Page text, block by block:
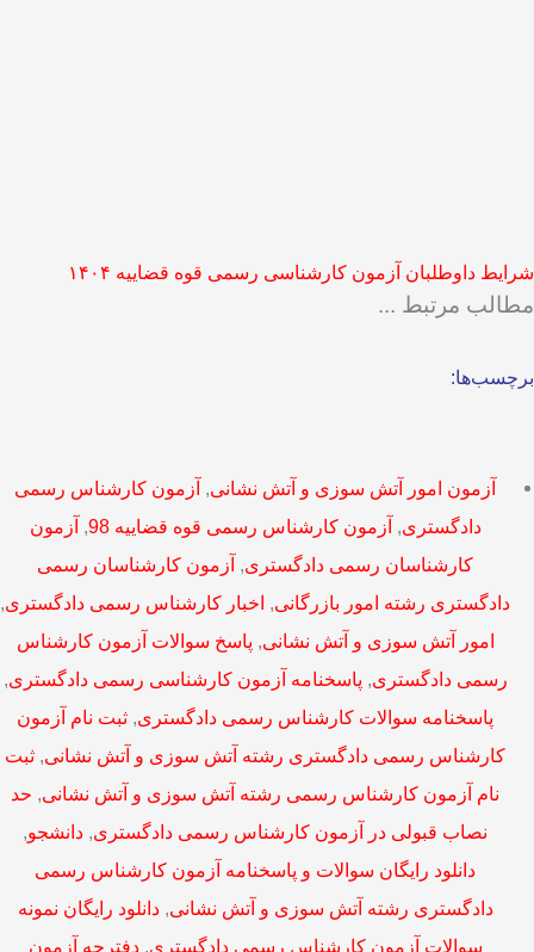
شرایط داوطلبان آزمون کارشناسی رسمی قوه قضاییه ۱۴۰۴
مطالب مرتبط ...
برچسب‌ها:
آزمون امور آتش سوزی و آتش نشانی, آزمون کارشناس رسمی
دادگستری, آزمون کارشناس رسمی قوه قضاییه 98 , آزمون
کارشناسان رسمی دادگستری, آزمون کارشناسان رسمی
دادگستری رشته امور بازرگانی, اخبار کارشناس رسمی دادگستری,
امور آتش سوزی و آتش نشانی, پاسخ سوالات آزمون کارشناس
رسمی دادگستری, پاسخنامه آزمون کارشناسی رسمی دادگستری,
پاسخنامه سوالات کارشناس رسمی دادگستری, ثبت نام آزمون
کارشناس رسمی دادگستری رشته آتش سوزی و آتش نشانی, ثبت
نام آزمون کارشناس رسمی رشته آتش سوزی و آتش نشانی, حد
نصاب قبولی در آزمون کارشناس رسمی دادگستری, دانشجو,
دانلود رایگان سوالات و پاسخنامه آزمون کارشناس رسمی
دادگستری رشته آتش سوزی و آتش نشانی,دانلود رایگان نمونه
سوالات آزمون کارشناس رسمی دادگستری,دفترچه آزمون